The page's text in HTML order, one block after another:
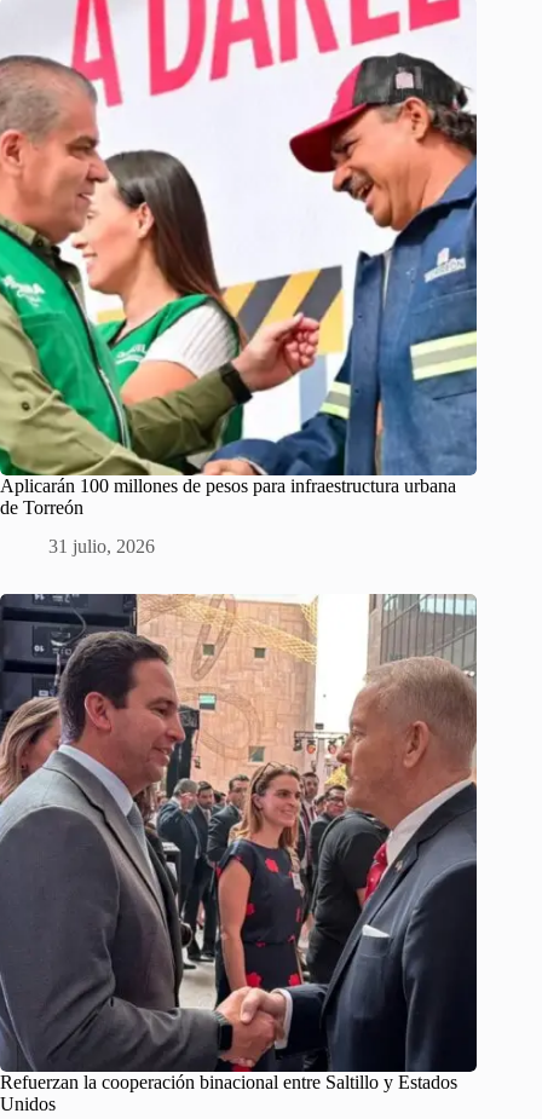
Aplicarán 100 millones de pesos para infraestructura urbana
de Torreón
31 julio, 2026
Refuerzan la cooperación binacional entre Saltillo y Estados
Unidos